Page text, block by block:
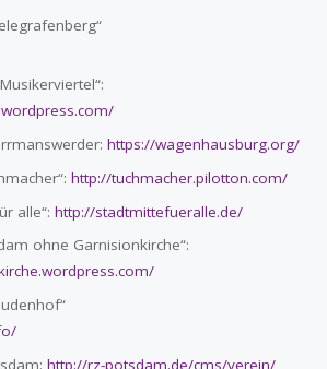
https://wagenhausburg.org/
http://tuchmacher.pilotton.com/
alle“: http://stadtmittefueralle.de/
ohne Garnisionkirche“:
http://rz-potsdam.de/cms/verein/